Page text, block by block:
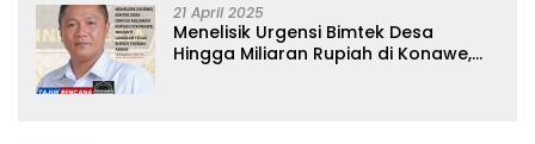
21 April 2025
Menelisik Urgensi Bimtek Desa
Hingga Miliaran Rupiah di Konawe,